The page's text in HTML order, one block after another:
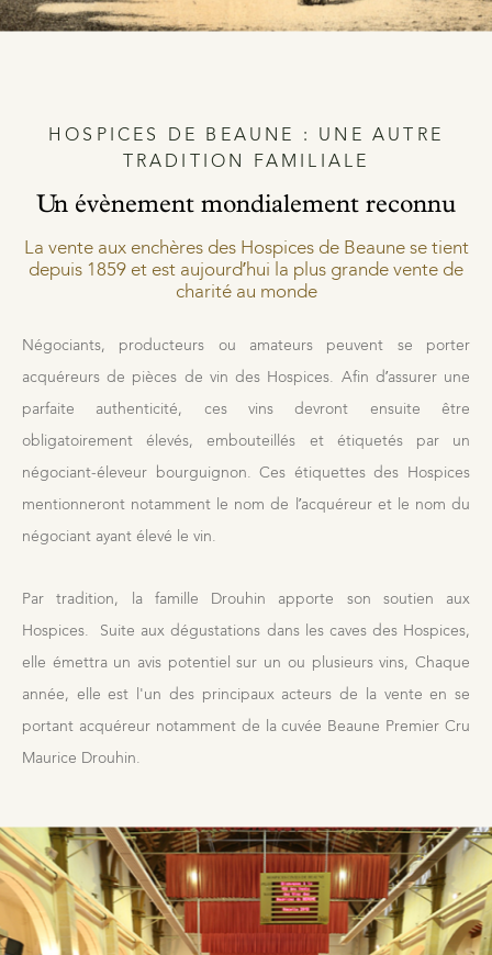
HOSPICES DE BEAUNE : UNE AUTRE
TRADITION FAMILIALE
Un évènement mondialement reconnu
La vente aux enchères des Hospices de Beaune se tient
depuis 1859 et est aujourd’hui la plus grande vente de
charité au monde
Négociants, producteurs ou amateurs peuvent se porter
acquéreurs de pièces de vin des Hospices. Afin d’assurer une
parfaite authenticité, ces vins devront ensuite être
obligatoirement élevés, embouteillés et étiquetés par un
négociant-éleveur bourguignon. Ces étiquettes des Hospices
mentionneront notamment le nom de l’acquéreur et le nom du
négociant ayant élevé le vin.
Par tradition, la famille Drouhin apporte son soutien aux
Hospices. Suite aux dégustations dans les caves des Hospices,
elle émettra un avis potentiel sur un ou plusieurs vins, Chaque
année, elle est l'un des principaux acteurs de la vente en se
portant acquéreur notamment de la cuvée Beaune Premier Cru
Maurice Drouhin.